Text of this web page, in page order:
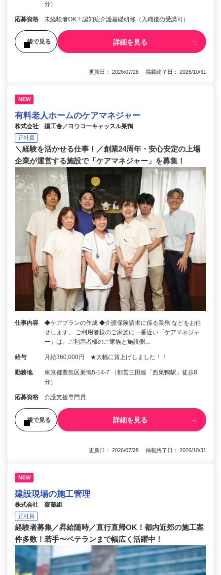
分）
応募資格 未経験者OK！認知症介護基礎研修（入職後の受講可）
後で見る 詳細を見る
更新日： 2026/07/28 掲載終了日： 2026/10/31
NEW
有料老人ホームのケアマネジャー
株式会社 揚工舎／ヨウコーキャッスル巣鴨
正社員
＼経験を活かせる仕事！／創業24周年・安心安定の上場
企業が運営する施設で「ケアマネジャー」を募集！
仕事内容
◆ケアプランの作成 ◆介護保険請求に係る業務 などをお任
せします。 ご利用者様のご家族に一番近い「ケアマネジャ
ー」は、ご利用者様のご家族と施設側…
給与 月給360,000円 ★大幅に賃上げしました！！
勤務地
東京都豊島区巣鴨5-14-7 （都営三田線「西巣鴨駅」徒歩8
分）
応募資格 介護支援専門員
後で見る 詳細を見る
更新日： 2026/07/28 掲載終了日： 2026/10/31
NEW
建設現場の施工管理
株式会社 齋藤組
正社員
経験者募集／昇給随時／直行直帰OK！都内近郊の施工案
件多数！若手〜ベテランまで幅広く活躍中！